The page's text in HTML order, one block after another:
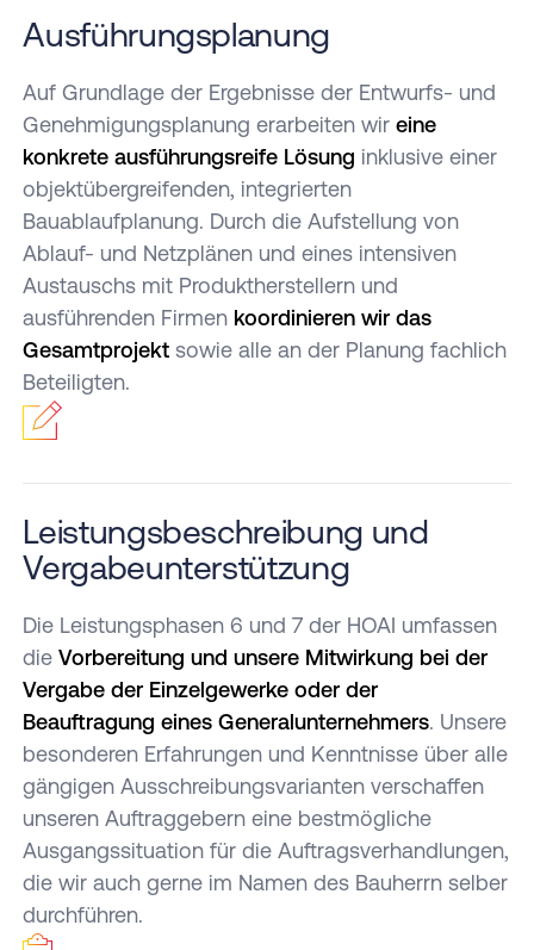
Ausführungsplanung
Auf Grundlage der Ergebnisse der Entwurfs- und
Genehmigungsplanung erarbeiten wireine
konkrete ausführungsreife Lösung inklusive einer
objektübergreifenden, integrierten
Bauablaufplanung. Durch die Aufstellung von
Ablauf- und Netzplänen und eines intensiven
Austauschs mit Produktherstellern und
ausführenden Firmen koordinieren wir das
Gesamtprojekt sowie alle an der Planung fachlich
Beteiligten.
Leistungsbeschreibung und
Vergabeunterstützung
Die Leistungsphasen 6 und 7 der HOAI umfassen
dieVorbereitung und unsere Mitwirkung bei der
Vergabe der Einzelgewerke oder der
Beauftragung eines Generalunternehmers. Unsere
besonderen Erfahrungen und Kenntnisse über alle
gängigen Ausschreibungsvarianten verschaffen
unseren Auftraggebern eine bestmögliche
Ausgangssituation für die Auftragsverhandlungen,
die wir auch gerne im Namen des Bauherrn selber
durchführen.